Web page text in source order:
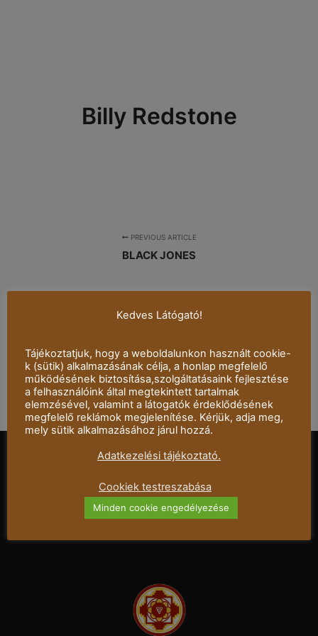
Billy Redstone
PREVIOUS ARTICLE
BLACK JONES
NEXT ARTICLE
Mandala Dalszínház © 2021 – Minden jog
fenntartva.
Kedves Látógató!
Tájékoztatjuk, hogy a weboldalunkon használt cookie-
k (sütik) alkalmazásának célja, a honlap megfelelő
működésének biztosítása,szolgáltatásaink fejlesztése
a felhasználóink által megtekintett tartalmak
elemzésével, valamint a látogatók érdeklődésének
megfelelő reklámok megjelenítése. Kérjük, adja meg,
mely sütik alkalmazásához járul hozzá.
Adatkezelési tájékoztató.
Cookiek testreszabása
Minden cookie engedélyezése